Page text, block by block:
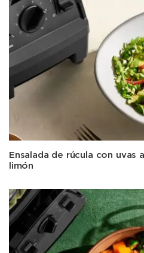
Ensalada de rúcula con uvas
limón